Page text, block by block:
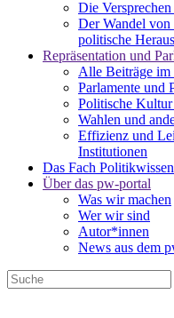
Die
Der Wandel
politische
Repräsentation und
Alle Beiträge
Parlamente und
Politische
Wahlen und
Effizienz und
Institutionen
Das Fach
Über das pw-portal
Was wir machen
Wer wir sind
Autor*innen
News aus dem